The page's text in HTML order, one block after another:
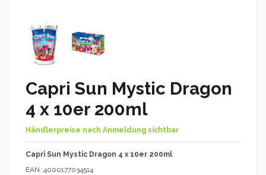
Capri Sun Mystic Dragon
4 x 10er 200ml
Händlerpreise nach Anmeldung sichtbar
Capri Sun Mystic Dragon 4 x 10er 200ml
EAN: 4000177034514